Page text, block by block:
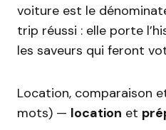
voiture est le
trip réussi : elle porte
les saveurs qui feront
Location, comparaison
mots) — location et